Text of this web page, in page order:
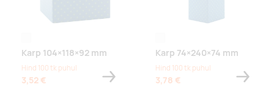
Karp 104×118×92 mm
Hind 100 tk puhul
3,52 €
Karp 74×240×74 mm
Hind 100 tk puhul
3,78 €